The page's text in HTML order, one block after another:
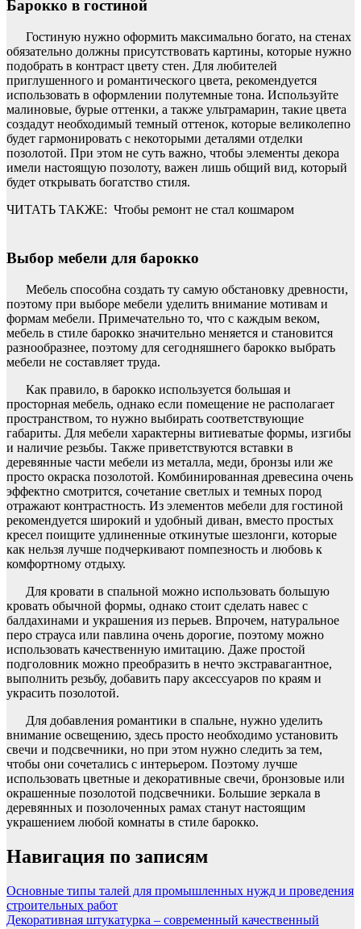
Барокко в гостиной
Гостиную нужно оформить максимально богато, на стенах
обязательно должны присутствовать картины, которые нужно
подобрать в контраст цвету стен. Для любителей
приглушенного и романтического цвета, рекомендуется
использовать в оформлении полутемные тона. Используйте
малиновые, бурые оттенки, а также ультрамарин, такие цвета
создадут необходимый темный оттенок, которые великолепно
будет гармонировать с некоторыми деталями отделки
позолотой. При этом не суть важно, чтобы элементы декора
имели настоящую позолоту, важен лишь общий вид, который
будет открывать богатство стиля.
ЧИТАТЬ ТАКЖЕ: Чтобы ремонт не стал кошмаром
Выбор мебели для барокко
Мебель способна создать ту самую обстановку древности,
поэтому при выборе мебели уделить внимание мотивам и
формам мебели. Примечательно то, что с каждым веком,
мебель в стиле барокко значительно меняется и становится
разнообразнее, поэтому для сегодняшнего барокко выбрать
мебели не составляет труда.
Как правило, в барокко используется большая и
просторная мебель, однако если помещение не располагает
пространством, то нужно выбирать соответствующие
габариты. Для мебели характерны витиеватые формы, изгибы
и наличие резьбы. Также приветствуются вставки в
деревянные части мебели из металла, меди, бронзы или же
просто окраска позолотой. Комбинированная древесина очень
эффектно смотрится, сочетание светлых и темных пород
отражают контрастность. Из элементов мебели для гостиной
рекомендуется широкий и удобный диван, вместо простых
кресел поищите удлиненные откинутые шезлонги, которые
как нельзя лучше подчеркивают помпезность и любовь к
комфортному отдыху.
Для кровати в спальной можно использовать большую
кровать обычной формы, однако стоит сделать навес с
балдахинами и украшения из перьев. Впрочем, натуральное
перо страуса или павлина очень дорогие, поэтому можно
использовать качественную имитацию. Даже простой
подголовник можно преобразить в нечто экстравагантное,
выполнить резьбу, добавить пару аксессуаров по краям и
украсить позолотой.
Для добавления романтики в спальне, нужно уделить
внимание освещению, здесь просто необходимо установить
свечи и подсвечники, но при этом нужно следить за тем,
чтобы они сочетались с интерьером. Поэтому лучше
использовать цветные и декоративные свечи, бронзовые или
окрашенные позолотой подсвечники. Большие зеркала в
деревянных и позолоченных рамах станут настоящим
украшением любой комнаты в стиле барокко.
Навигация по записям
Основные типы талей для промышленных нужд и проведения
строительных работ
Декоративная штукатурка – современный качественный